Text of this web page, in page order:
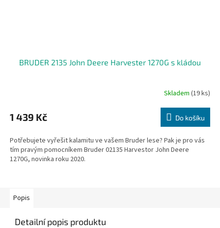
BRUDER 2135 John Deere Harvester 1270G s kládou
Skladem (19 ks)
1 439 Kč Do košíku
Potřebujete vyřešit kalamitu ve vašem Bruder lese? Pak je pro vás
tím pravým pomocníkem Bruder 02135 Harvestor John Deere
1270G, novinka roku 2020.
Popis
Detailní popis produktu